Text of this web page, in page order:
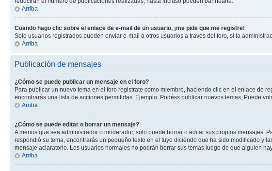
Arriba
Cuando hago clic sobre el enlace de e-mail de un usuario, ¡me pide que me registre!
Solo usuarios registrados pueden enviar e-mail a otros usuarios a través del foro, si la
Arriba
Publicación de mensajes
¿Cómo se puede publicar un mensaje en el foro?
Para publicar un nuevo tema en el foro registrate como miembro, haciendo clic en el enlace de
encontrarás una lista de acciones permitidas. Ejemplo: Podéss publicar nuevos temas, Puede
Arriba
¿Cómo se puede editar o borrar un mensaje?
A menos que sea administrador o moderador, solo puede borrar o editar sus propios mensajes.
respondió su tema, encontrarás un pequeño texto en el tuyo diciendo que ha sido modificado y
mensaje aclaratorio. Los usuarios normales no podrán borrar sus temas luego de que alguien
Arriba